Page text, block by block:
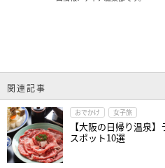
関連記事
おでかけ 女子旅
【大阪の日帰り温泉
スポット10選